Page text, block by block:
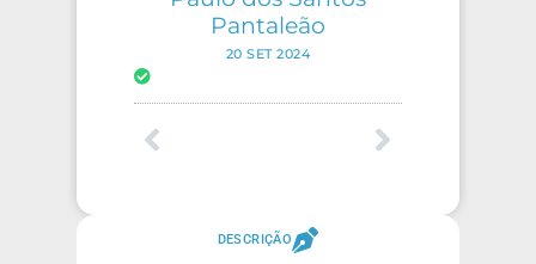
Pantaleão
20 SET 2024
DESCRIÇÃO